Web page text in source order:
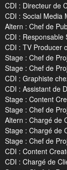
CDI : Directeur de
CDI : Social Media
Altern : Chef de
CDI : Responsable
CDI : TV Producer
Stage : Chef de
Stage : Chef de
CDI : Graphiste
CDI : Assistant de
Stage : Content
Stage : Chef de
Altern : Chargé de
Stage : Chargé de
Stage : Chef de
CDI : Content
CDI : Chargé de